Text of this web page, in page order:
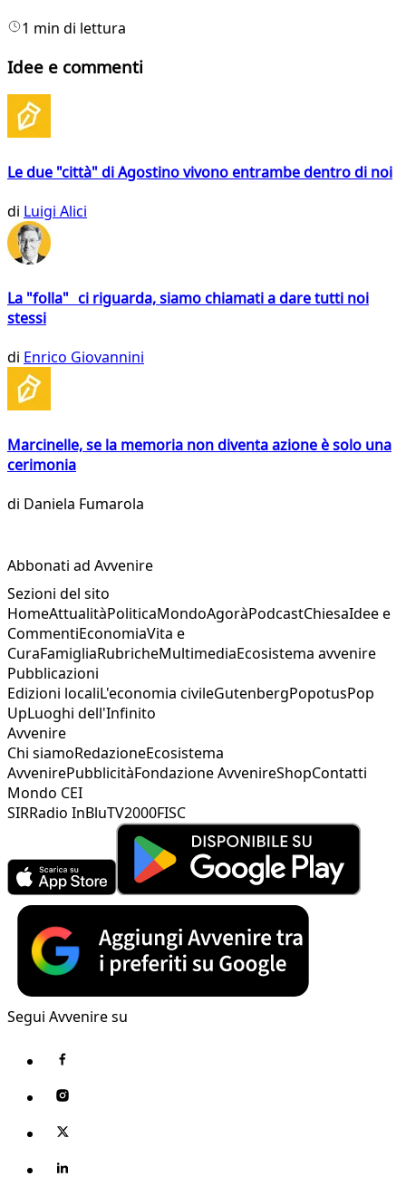
1 min di lettura
Idee e commenti
Le due "città" di Agostino vivono entrambe dentro di noi
di Luigi Alici
La "folla" ci riguarda, siamo chiamati a dare tutti noi
stessi
di Enrico Giovannini
Marcinelle, se la memoria non diventa azione è solo una
cerimonia
di Daniela Fumarola
Abbonati ad Avvenire
Sezioni del sito
HomeAttualitàPoliticaMondoAgoràPodcastChiesaIdee e
CommentiEconomiaVita e
CuraFamigliaRubricheMultimediaEcosistema avvenire
Pubblicazioni
Edizioni localiL'economia civileGutenbergPopotusPop
UpLuoghi dell'Infinito
Avvenire
Chi siamoRedazioneEcosistema
AvvenirePubblicitàFondazione AvvenireShopContatti
Mondo CEI
SIRRadio InBluTV2000FISC
Segui Avvenire su